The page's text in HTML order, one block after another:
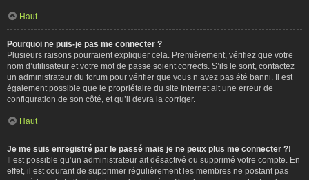
Haut
Pourquoi ne puis-je pas me connecter ?
Plusieurs raisons pourraient expliquer cela. Premièrement, vérifiez que votre
nom d’utilisateur et votre mot de passe soient corrects. S’ils le sont, contactez
un administrateur du forum pour vérifier que vous n’avez pas été banni. Il est
également possible que le propriétaire du site Internet ait une erreur de
configuration de son côté, et qu’il devra la corriger.
Haut
Je me suis enregistré par le passé mais je ne peux plus me connecter ?!
Il est possible qu’un administrateur ait désactivé ou supprimé votre compte. En
effet, il est courant de supprimer régulièrement les membres ne postant pas